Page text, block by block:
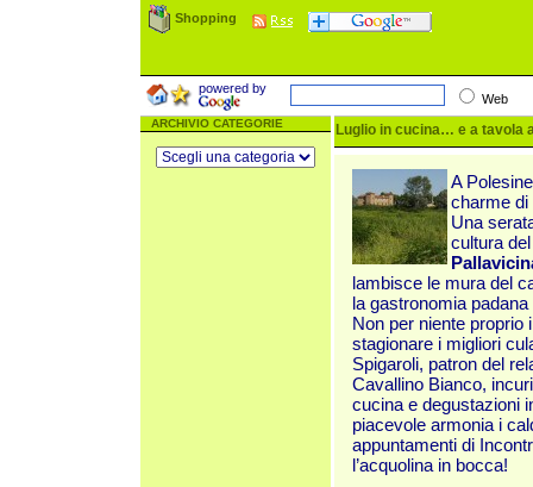
Shopping
powered by
Web
ARCHIVIO CATEGORIE Luglio in cucina… e a tavola
A
charme di
Una
cultura
lambisce le mura del
la gastronomia
Non per niente proprio
stagionare i migliori
Spigaroli, patron del
Cavallino Bianco,
cucina e degustazioni
piacevole armonia i
appuntamenti di
l’acquolina in bocca!